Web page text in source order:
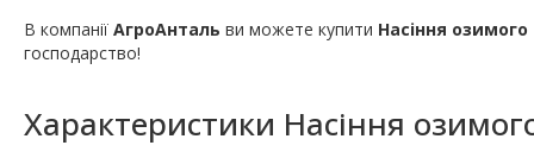
В компанії АгроАнталь ви можете купити Насіння озимого
господарство!
Характеристики Насіння